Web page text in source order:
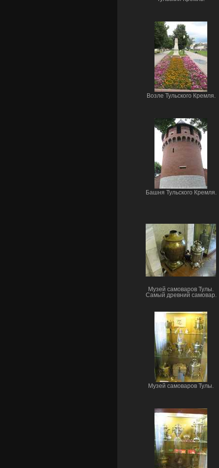
Возле Тульского Кремля.
Башня Тульского Кремля.
Музей самоваров Тулы.
Самый древний самовар.
Музей самоваров Тулы.